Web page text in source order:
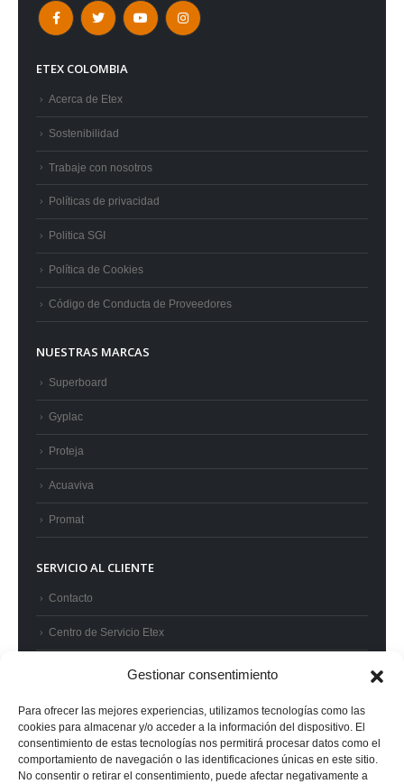
Gestionar consentimiento
Para ofrecer las mejores experiencias, utilizamos tecnologías como las
cookies para almacenar y/o acceder a la información del dispositivo. El
consentimiento de estas tecnologías nos permitirá procesar datos como el
comportamiento de navegación o las identificaciones únicas en este sitio.
No consentir o retirar el consentimiento, puede afectar negativamente a
ETEX COLOMBIA
Acerca de Etex
Sostenibilidad
Trabaje con nosotros
Políticas de privacidad
Politica SGI
Política de Cookies
Código de Conducta de Proveedores
NUESTRAS MARCAS
Superboard
Gyplac
Proteja
Acuaviva
Promat
SERVICIO AL CLIENTE
Contacto
Centro de Servicio Etex
Superintendencia de Industria y Comercio